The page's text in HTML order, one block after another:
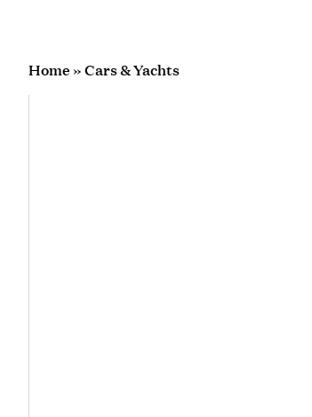
Home»Cars & Yachts